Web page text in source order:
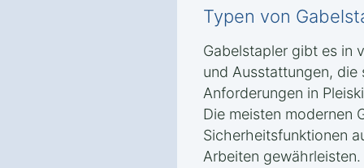
Typen von
Gabelstapler gibt es in
und Ausstattungen,
Anforderungen in
Die meisten modernen
Sicherheitsfunktionen
Arbeiten